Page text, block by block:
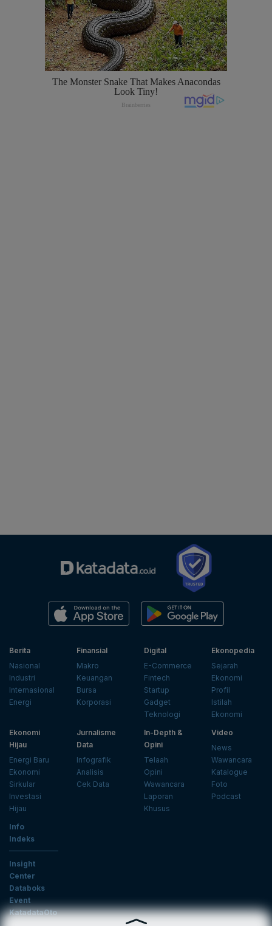
Berita
Nasional
Industri
Internasional
Energi
Finansial
Makro
Keuangan
Bursa
Korporasi
Digital
E-Commerce
Fintech
Startup
Gadget
Teknologi
Ekonopedia
Sejarah
Ekonomi
Profil
Istilah
Ekonomi
Ekonomi
Hijau
Energi Baru
Ekonomi
Sirkular
Investasi
Hijau
Jurnalisme
Data
Infografik
Analisis
Cek Data
In-Depth &
Opini
Telaah
Opini
Wawancara
Laporan
Khusus
Video
News
Wawancara
Katalogue
Foto
Podcast
Info
Indeks
Insight
Center
Databoks
Event
KatadataOto